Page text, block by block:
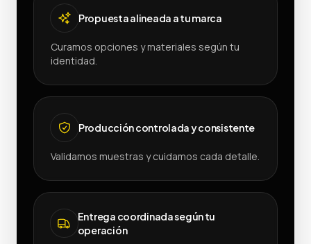
Propuesta alineada a tu marca
Curamos opciones y materiales según tu
identidad.
Producción controlada y consistente
Validamos muestras y cuidamos cada detalle.
Entrega coordinada según tu
operación